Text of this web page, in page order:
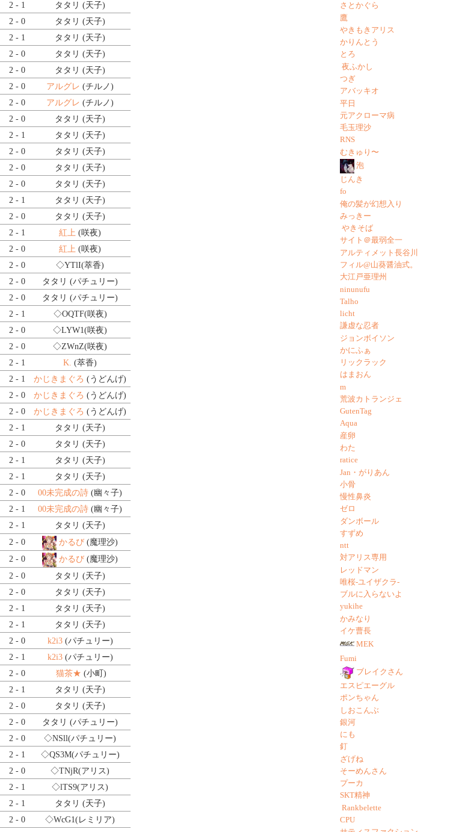
2 - 1 タタリ (天子)
2 - 0 タタリ (天子)
2 - 1 タタリ (天子)
2 - 0 タタリ (天子)
2 - 0 タタリ (天子)
2 - 0 アルグレ (チルノ)
2 - 0 アルグレ (チルノ)
2 - 0 タタリ (天子)
2 - 1 タタリ (天子)
2 - 0 タタリ (天子)
2 - 0 タタリ (天子)
2 - 0 タタリ (天子)
2 - 1 タタリ (天子)
2 - 0 タタリ (天子)
2 - 1 紅上 (咲夜)
2 - 0 紅上 (咲夜)
2 - 0 ◇YTlI(萃香)
2 - 0 タタリ (パチュリー)
2 - 0 タタリ (パチュリー)
2 - 1 ◇OQTF(咲夜)
2 - 0 ◇LYW1(咲夜)
2 - 0 ◇ZWnZ(咲夜)
2 - 1 K. (萃香)
2 - 1 かじきまぐろ (うどんげ)
2 - 0 かじきまぐろ (うどんげ)
2 - 0 かじきまぐろ (うどんげ)
2 - 1 タタリ (天子)
2 - 0 タタリ (天子)
2 - 1 タタリ (天子)
2 - 1 タタリ (天子)
2 - 0 00未完成の詩 (幽々子)
2 - 1 00未完成の詩 (幽々子)
2 - 1 タタリ (天子)
2 - 0 かるび (魔理沙)
2 - 0 かるび (魔理沙)
2 - 0 タタリ (天子)
2 - 0 タタリ (天子)
2 - 1 タタリ (天子)
2 - 1 タタリ (天子)
2 - 0 k2i3(パチュリー)
2 - 1 k2i3(パチュリー)
2 - 0 猫茶★ (小町)
2 - 1 タタリ (天子)
2 - 0 タタリ (天子)
2 - 0 タタリ (パチュリー)
2 - 0 ◇NSll(パチュリー)
2 - 1 ◇QS3M(パチュリー)
2 - 0 ◇TNjR(アリス)
2 - 1 ◇lTS9(アリス)
2 - 1 タタリ (天子)
2 - 0 ◇WcG1(レミリア)
さとかぐら
鷹
やきもきアリス
かりんとう
とろ
夜ふかし
つぎ
アバッキオ
平日
元アクローマ病
毛玉理沙
RNS
むきゅり〜
泡
じんき
fo
俺の髪が幻想入り
みっきー
やきそば
サイト＠最弱全一
アルティメット長谷川
フィル@山葵醤油式。
大江戸亜理州
ninunufu
Talho
licht
謙虚な忍者
ジョンボイソン
かにふぁ
リックラック
はまおん
m
荒波カトランジェ
GutenTag
Aqua
産卵
わた
ratice
Jan・がりあん
小骨
慢性鼻炎
ゼロ
ダンボール
すずめ
ntt
対アリス専用
レッドマン
唯桜-ユイザクラ-
ブルに入らないよ
yukihe
かみなり
イケ曹長
MEK
Fumi
ブレイクさん
エスピエーグル
ポンちゃん
しおこんぶ
銀河
にも
釘
ざげね
そーめんさん
プーカ
SKT精神
Rankbelette
CPU